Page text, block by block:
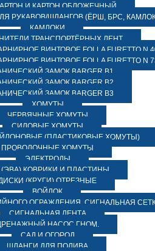
И КАРТОН ОБЛОЖЕЧНЫЙ
РУКАВОВ/ШЛАНГОВ (ЁРШ, БРС,
КАМЛОКИ
ТРАНСПОРТЁРНЫХ ЛЕНТ
ВИНТОВОЕ FOLLA FURETTO N
ВИНТОВОЕ FOLLA FURETTO N
ЗАМОК BARGER B1
ЗАМОК BARGER B2
ЗАМОК BARGER B3
ХОМУТЫ
ЧЕРВЯЧНЫЕ ХОМУТЫ
СИЛОВЫЕ ХОМУТЫ
(ПЛАСТИКОВЫЕ ХОМУТЫ)
ПРОВОЛОЧНЫЕ ХОМУТЫ
ЭЛЕКТРОДЫ
(ЭВА) КОВРИКИ И ПЛАСТИНЫ
(КРУГИ) ОТРЕЗНЫЕ
ВОЙЛОК
ОГРАЖДЕНИЯ, СИГНАЛЬНАЯ
СИГНАЛЬНАЯ ЛЕНТА
НАСОС ГНОМ.
САД И ОГОРОД
ШЛАНГИ ДЛЯ ПОЛИВА